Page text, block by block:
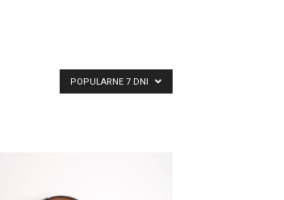
POPULARNE 7 DNI